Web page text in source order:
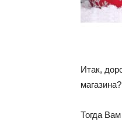
Итак,
магазина?
Тогда